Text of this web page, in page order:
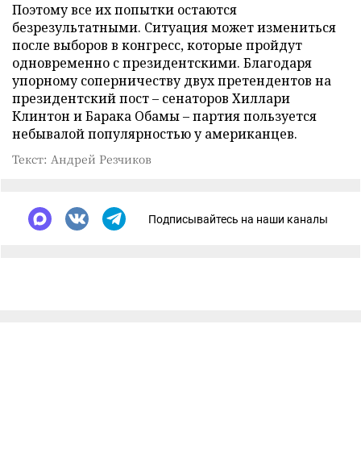
Поэтому все их попытки остаются
безрезультатными. Ситуация может измениться
после выборов в конгресс, которые пройдут
одновременно с президентскими. Благодаря
упорному соперничеству двух претендентов на
президентский пост – сенаторов Хиллари
Клинтон и Барака Обамы – партия пользуется
небывалой популярностью у американцев.
Текст: Андрей Резчиков
Подписывайтесь на наши каналы